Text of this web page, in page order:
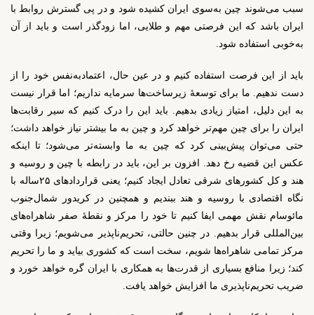
سبب می‌شوند چین به‌سوی ایران کشیده شود و در پی گسترش روابط با
ایران باشد که این فرصتی مهم و طلایی، اما زودگذر است و باید از آن
به‌خوبی استفاده شود.
باید از این فرصت استفاده کنیم و در عین حال، اعتمادبه‌نفس خود را از
دست ندهیم. ما برای توسعۀ زیرساخت‌ها سرمایه نداریم؛ اما قرار نیست
به این دلیل، امتیاز زیادی بدهیم. باید این را درک کنیم که سیر رقابت‌ها
ایران را برای چین مهم‌تر خواهد کرد و چین به ما بیشتر نیاز خواهد داشت؛
حتی می‌توان پیش‌بینی کرد که چین به ما وابسته‌تر می‌شود؛ تا اینکه
عکس این قضیه رخ دهد. افزون بر این، باید در رابطه با چین و روسیه و
هند و کل کشورهای شرقی تعادل ایجاد کنیم؛ یعنی قرارداد‌های ۲۵ساله با
نگاه اقتصادی با روسیه و هند ببندیم و همچنین در کریدور شمال‌جنوب
مائوسام نقش مهمی ایفا کنیم تا خود را مرکز و نقطۀ صفر شاهراه‌های
بین‌المللی قرار بدهیم. در چنین حالتی، تحریم‌ناپذیر می‌شویم؛ زیرا وقتی
مرکز تمامی شاهراه‌ها شویم، سخت است که کشوری بیاید و ما را تحریم
کند؛ زیرا منافع بسیاری از قدرت‌ها به همکاری با ایران گره خواهد خورد و
ضریب تحریم‌ناپذیری ما افزایش خواهد یافت.